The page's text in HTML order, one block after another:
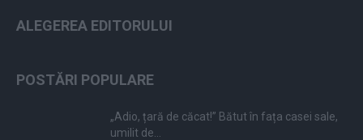
ALEGEREA EDITORULUI
POSTĂRI POPULARE
„Adio, țară de căcat!” Bătut în fața casei sale,
umilit de...